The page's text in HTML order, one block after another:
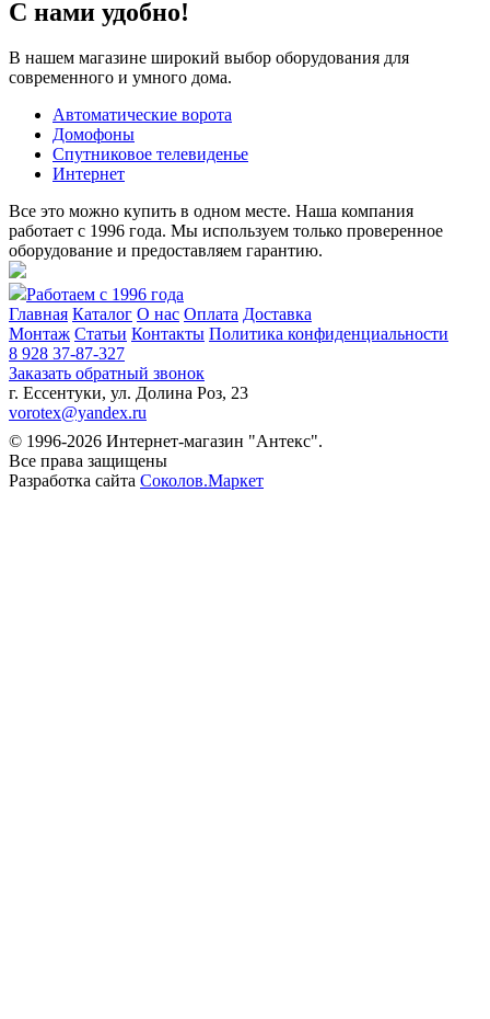
С нами удобно!
В нашем магазине широкий выбор оборудования для
современного и умного дома.
Автоматические ворота
Домофоны
Спутниковое телевиденье
Интернет
Все это можно купить в одном месте. Наша компания
работает с 1996 года. Мы используем только проверенное
оборудование и предоставляем гарантию.
Работаем с 1996 года
Главная Каталог О нас Оплата Доставка
Монтаж Статьи Контакты Политика конфиденциальности
8 928 37-87-327
Заказать обратный звонок
г. Ессентуки, ул. Долина Роз, 23
vorotex@yandex.ru
© 1996-2026 Интернет-магазин "Антекс".
Все права защищены
Разработка сайта Соколов.Маркет